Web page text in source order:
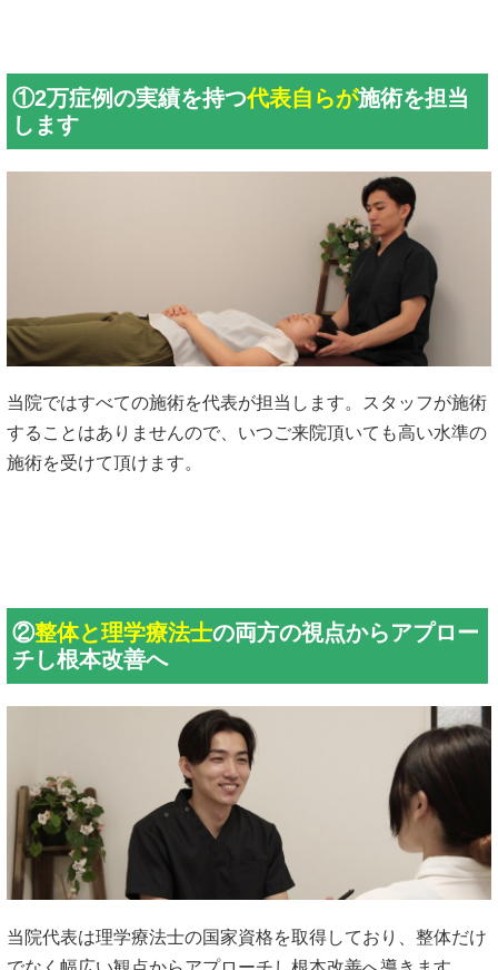
①2万症例の実績を持つ代表自らが施術を担当
します
当院ではすべての施術を代表が担当します。スタッフが施術
することはありませんので、いつご来院頂いても高い水準の
施術を受けて頂けます。
②整体と理学療法士の両方の視点からアプロー
チし根本改善へ
当院代表は理学療法士の国家資格を取得しており、整体だけ